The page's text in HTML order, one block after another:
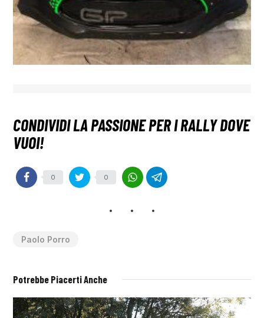
0 0
Paolo Porro
Potrebbe Piacerti Anche